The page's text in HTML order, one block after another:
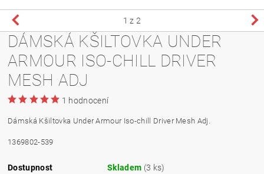
1 z 2
DÁMSKÁ KŠILTOVKA UNDER
ARMOUR ISO-CHILL DRIVER
MESH ADJ
1 hodnocení
Dámská Kšiltovka Under Armour Iso-chill Driver Mesh Adj.
1369802-539
Dostupnost Skladem (3 ks)